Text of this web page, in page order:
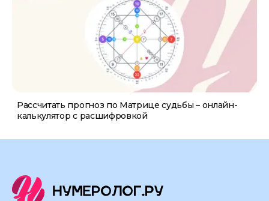
Рассчитать прогноз по Матрице судьбы – онлайн-
калькулятор с расшифровкой